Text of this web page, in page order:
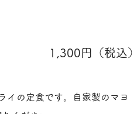
1,300円（税込）
イの定食です。自家製のマヨ